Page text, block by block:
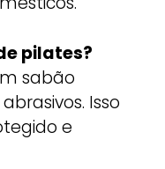
pilates?
sabão
Isso
e